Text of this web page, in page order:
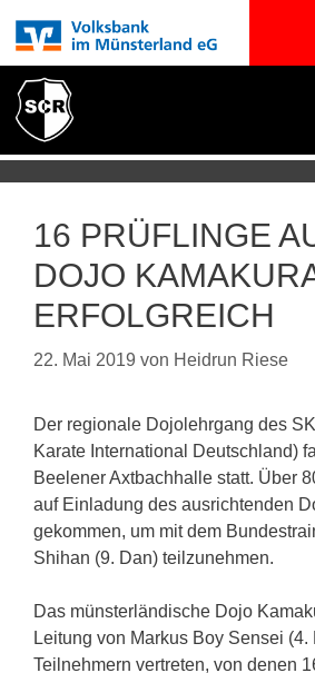
16 PRÜFLINGE
DOJO
ERFOLGREICH
22. Mai 2019 von Heidrun Riese
Der regionale Dojolehrgang des
Karate International Deutschland)
Beelener Axtbachhalle statt. Über
auf Einladung des ausrichtenden
gekommen, um mit dem
Shihan (9. Dan) teilzunehmen.
Das münsterländische Dojo
Leitung von Markus Boy Sensei (4.
Teilnehmern vertreten, von denen